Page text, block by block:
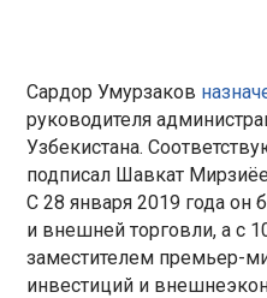
Сардор Умурзаков
руководителя
Узбекистана.
подписал Шавкат
С 28 января 2019 года
и внешней торговли, а с
заместителем премьер-
инвестиций и